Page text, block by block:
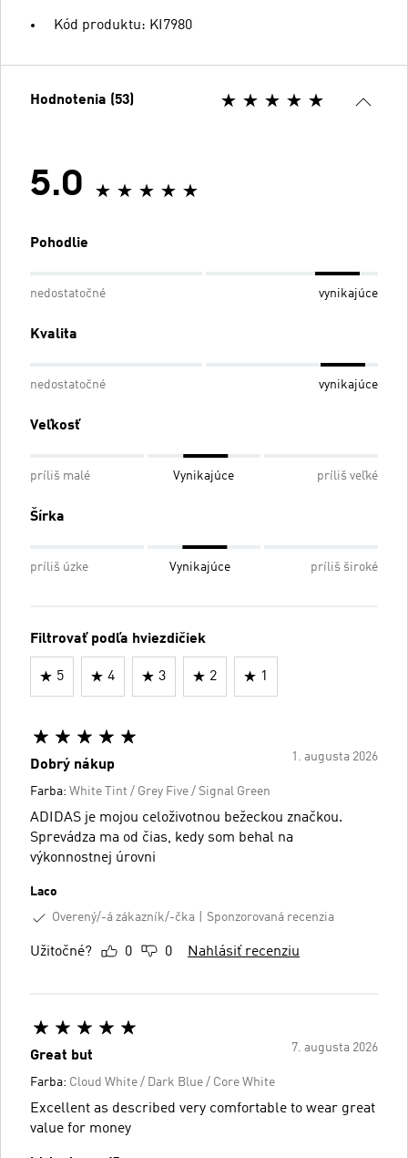
Kód produktu: KI7980
Hodnotenia (53)
5.0
Pohodlie
nedostatočné vynikajúce
Kvalita
nedostatočné vynikajúce
Veľkosť
príliš malé Vynikajúce príliš veľké
Šírka
príliš úzke Vynikajúce príliš široké
Filtrovať podľa hviezdičiek
5 4 3 2 1
1. augusta 2026
Dobrý nákup
Farba: White Tint / Grey Five / Signal Green
ADIDAS je mojou celoživotnou bežeckou značkou.
Sprevádza ma od čias, kedy som behal na
výkonnostnej úrovni
Laco
Overený/-á zákazník/-čka
Sponzorovaná recenzia
Užitočné? 0 0 Nahlásiť recenziu
7. augusta 2026
Great but
Farba: Cloud White / Dark Blue / Core White
Excellent as described very comfortable to wear great
value for money